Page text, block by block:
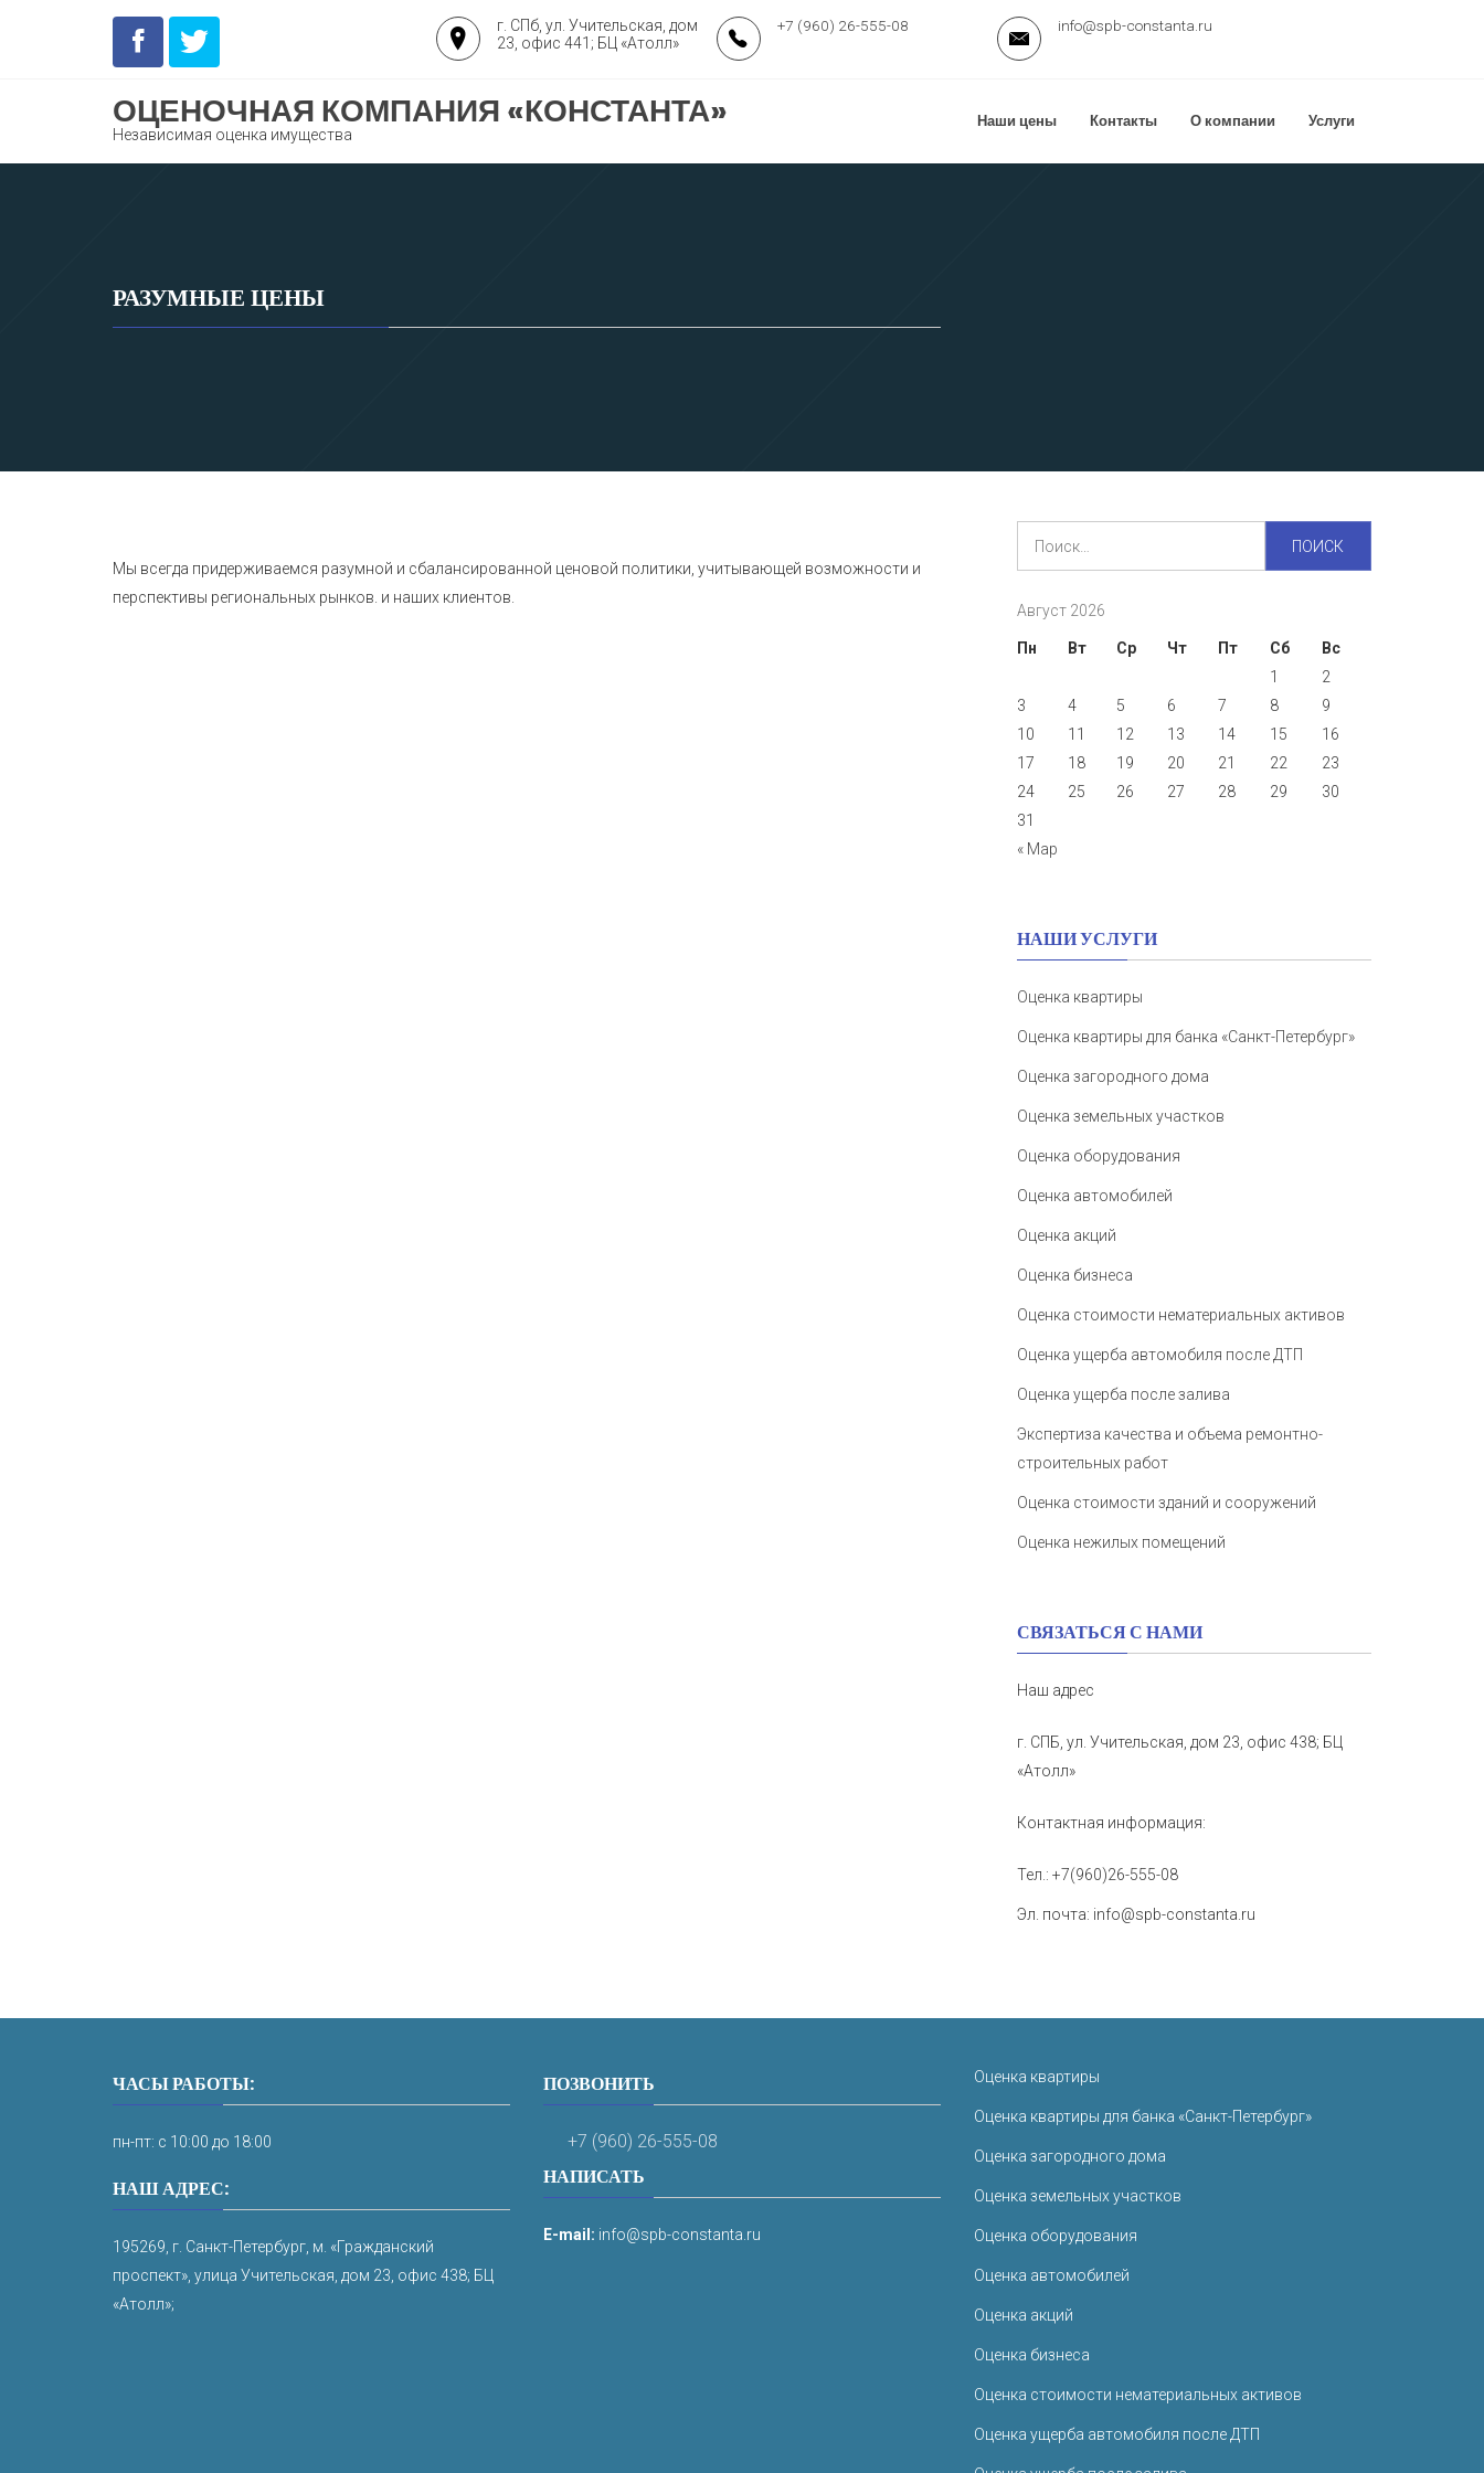
г. СПб, ул. Учительская, дом
23, офис 441; БЦ «Атолл»
+7 (960) 26-555-08 info@spb-constanta.ru
ОЦЕНОЧНАЯ КОМПАНИЯ «КОНСТАНТА»
Независимая оценка имущества
Наши цены Контакты О компании Услуги
РАЗУМНЫЕ ЦЕНЫ
Мы всегда придерживаемся разумной и сбалансированной ценовой политики, учитывающей возможности и
перспективы региональных рынков. и наших клиентов.
Август 2026
Пн Вт Ср Чт Пт Сб Вс
« Мар
1
2
3
4 5 6 7 8
9
10
11 12 13 14 15
16
17
18 19 20 21 22
23
24
25 26 27 28 29
30
31
НАШИ УСЛУГИ
Оценка квартиры
Оценка квартиры для банка «Санкт-Петербург»
Оценка загородного дома
Оценка земельных участков
Оценка оборудования
Оценка автомобилей
Оценка акций
Оценка бизнеса
Оценка стоимости нематериальных активов
Оценка ущерба автомобиля после ДТП
Оценка ущерба после залива
Экспертиза качества и объема ремонтно-
строительных работ
Оценка стоимости зданий и сооружений
Оценка нежилых помещений
СВЯЗАТЬСЯ С НАМИ
Наш адрес
г. СПБ, ул. Учительская, дом 23, офис 438; БЦ
«Атолл»
Контактная информация:
Тел.: +7(960)26-555-08
Эл. почта: info@spb-constanta.ru
ЧАСЫ РАБОТЫ:
пн-пт: с 10:00 до 18:00
НАШ АДРЕС:
195269, г. Санкт-Петербург, м. «Гражданский
проспект», улица Учительская, дом 23, офис 438; БЦ
«Атолл»;
ПОЗВОНИТЬ
+7 (960) 26-555-08
НАПИСАТЬ
E-mail: info@spb-constanta.ru
Оценка квартиры
Оценка квартиры для банка «Санкт-Петербург»
Оценка загородного дома
Оценка земельных участков
Оценка оборудования
Оценка автомобилей
Оценка акций
Оценка бизнеса
Оценка стоимости нематериальных активов
Оценка ущерба автомобиля после ДТП